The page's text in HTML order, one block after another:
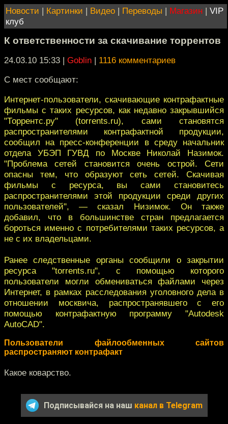
Новости | Картинки | Видео | Переводы | Магазин | VIP
клуб
К ответственности за скачивание торрентов
24.03.10 15:33 | Goblin | 1116 комментариев
C мест сообщают:
Интернет-пользователи, скачивающие контрафактные
фильмы с таких ресурсов, как недавно закрывшийся
"Торрентс.ру" (torrents.ru), сами становятся
распространителями контрафактной продукции,
сообщил на пресс-конференции в среду начальник
отдела УБЭП ГУВД по Москве Николай Назимок.
"Проблема сетей становится очень острой. Сети
опасны тем, что образуют сеть сетей. Скачивая
фильмы с ресурса, вы сами становитесь
распространителями этой продукции среди других
пользователей", — сказал Низимок. Он также
добавил, что в большинстве стран предлагается
бороться именно с потребителями таких ресурсов, а
не с их владельцами.
Ранее следственные органы сообщили о закрытии
ресурса "torrents.ru", с помощью которого
пользователи могли обмениваться файлами через
Интернет, в рамках расследования уголовного дела в
отношении москвича, распространявшего с его
помощью контрафактную программу "Autodesk
AutoCAD".
Пользователи файлообменных сайтов
распространяют контрафакт
Какое коварство.
Подписывайся на наш канал в Telegram